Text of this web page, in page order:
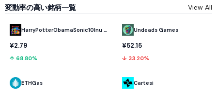
変動率の高い銘柄一覧 View All
HarryPotterObamaSonic10Inu (ETH)
¥2.79
↑ 68.80%
ETHGas
Undeads Games
¥52.15
↓ 33.20%
Cartesi